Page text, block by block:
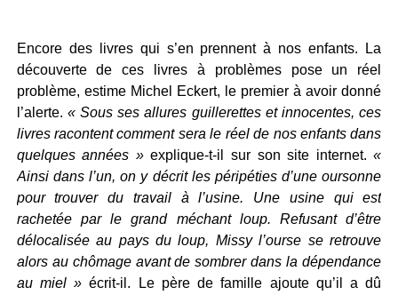
Encore des livres qui s’en prennent à nos enfants. La
découverte de ces livres à problèmes pose un réel
problème, estime Michel Eckert, le premier à avoir donné
l’alerte. « Sous ses allures guillerettes et innocentes, ces
livres racontent comment sera le réel de nos enfants dans
quelques années »explique-t-il sur son site internet.«
Ainsi dans l’un, on y décrit les péripéties d’une oursonne
pour trouver du travail à l’usine. Une usine qui est
rachetée par le grand méchant loup. Refusant d’être
délocalisée au pays du loup, Missy l’ourse se retrouve
alors au chômage avant de sombrer dans la dépendance
au miel » écrit-il. Le père de famille ajoute qu’il a dû